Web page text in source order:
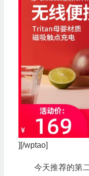
][/wptao]
今天推荐的第